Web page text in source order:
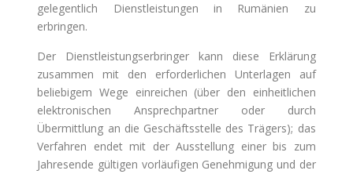
gelegentlich Dienstleistungen in Rumänien zu
erbringen.
Der Dienstleistungserbringer kann diese Erklärung
zusammen mit den erforderlichen Unterlagen auf
beliebigem Wege einreichen (über den einheitlichen
elektronischen Ansprechpartner oder durch
Übermittlung an die Geschäftsstelle des Trägers); das
Verfahren endet mit der Ausstellung einer bis zum
Jahresende gültigen vorläufigen Genehmigung und der